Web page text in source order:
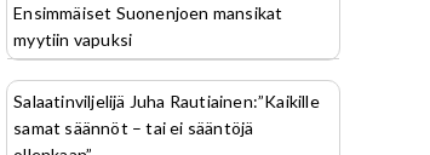
Ensimmäiset Suonenjoen mansikat
myytiin vapuksi
Salaatinviljelijä Juha Rautiainen:”Kaikille
samat säännöt – tai ei sääntöjä